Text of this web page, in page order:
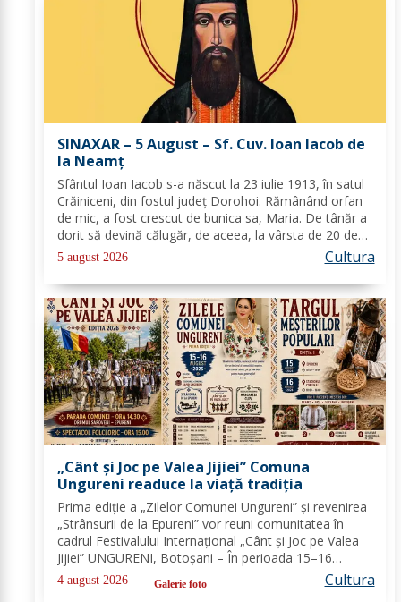
SINAXAR – 5 August – Sf. Cuv. Ioan Iacob de
la Neamţ
Sfântul Ioan Iacob s-a născut la 23 iulie 1913, în satul
Crăiniceni, din fostul județ Dorohoi. Rămânând orfan
de mic, a fost crescut de bunica sa, Maria. De tânăr a
dorit să devină călugăr, de aceea, la vârsta de 20 de
ani, și-a îndreptat pașii spre Mănăstirea Neamț. La 8
aprilie 1936, rasoforul...
5 august 2026 Cultura
„Cânt și Joc pe Valea Jijiei” Comuna
Ungureni readuce la viață tradiția
Prima ediție a „Zilelor Comunei Ungureni” și revenirea
„Strânsurii de la Epureni” vor reuni comunitatea în
cadrul Festivalului Internațional „Cânt și Joc pe Valea
Jijiei” UNGURENI, Botoșani – În perioada 15–16
august 2026, comuna Ungureni va găzdui unul dintre
cele mai ample evenimente culturale...
4 august 2026 Galerie foto Cultura